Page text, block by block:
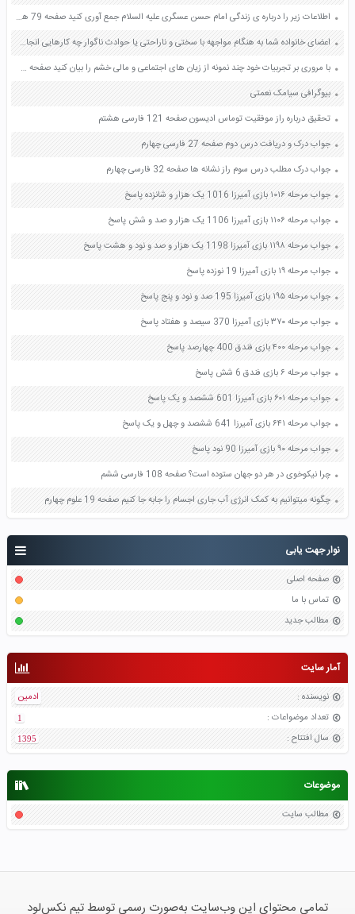
نوار جهت یابی
صفحه اصلی
تماس با ما
مطالب جدید
آمار سایت
نویسنده :
ادمین
تعداد موضواعات :
1
سال افتتاح :
1395
موضوعات
مطالب سایت
اطلاعات زیر را درباره ی زندگی امام حسن عسگری علیه السلام جمع آوری کنید صفحه 79 هدیه های آسمان پنجم
اعضای خانواده شما به هنگام مواجهه با سختی و ناراحتی یا حوادث ناگوار چه کارهایی انجام می دهند تا مشکلات روحی خود را کم کنند فعالیت در منزل صفحه 109 کتاب تفکر و سبک زندگی هشتم
با مروری بر تجربیات خود چند نمونه از زیان های اجتماعی و مالی خشم را بیان کنید صفحه 97 کتاب تفکر و سبک زندگی هفتم
بیوگرافی سیامک نعمتی
تحقیق درباره راز موفقیت توماس ادیسون صفحه 121 فارسی هشتم
جواب درک و دریافت درس دوم صفحه 27 فارسی چهارم
جواب درک مطلب درس سوم راز نشانه ها صفحه 32 فارسی چهارم
جواب مرحله ۱۰۱۶ بازی آمیرزا 1016 یک هزار و شانزده پاسخ
جواب مرحله ۱۱۰۶ بازی آمیرزا 1106 یک هزار و صد و شش پاسخ
جواب مرحله ۱۱۹۸ بازی آمیرزا 1198 یک هزار و صد و نود و هشت پاسخ
جواب مرحله ۱۹ بازی آمیرزا 19 نوزده پاسخ
جواب مرحله ۱۹۵ بازی آمیرزا 195 صد و نود و پنج پاسخ
جواب مرحله ۳۷۰ بازی آمیرزا 370 سیصد و هفتاد پاسخ
جواب مرحله ۴۰۰ بازی فندق 400 چهارصد پاسخ
جواب مرحله ۶ بازی فندق 6 شش پاسخ
جواب مرحله ۶۰۱ بازی آمیرزا 601 ششصد و یک پاسخ
جواب مرحله ۶۴۱ بازی آمیرزا 641 ششصد و چهل و یک پاسخ
جواب مرحله ۹۰ بازی آمیرزا 90 نود پاسخ
چرا نیکوخوی در هر دو جهان ستوده است؟ صفحه 108 فارسی ششم
چگونه میتوانیم به کمک انرژی آب جاری اجسام را جابه جا کنیم صفحه 19 علوم چهارم
تمامی محتوای این وب‌سایت به‌صورت رسمی توسط تیم نکس‌لود